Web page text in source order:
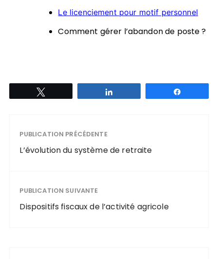
Le licenciement pour motif personnel
Comment gérer l’abandon de poste ?
PUBLICATION PRÉCÉDENTE
L’évolution du système de retraite
PUBLICATION SUIVANTE
Dispositifs fiscaux de l’activité agricole